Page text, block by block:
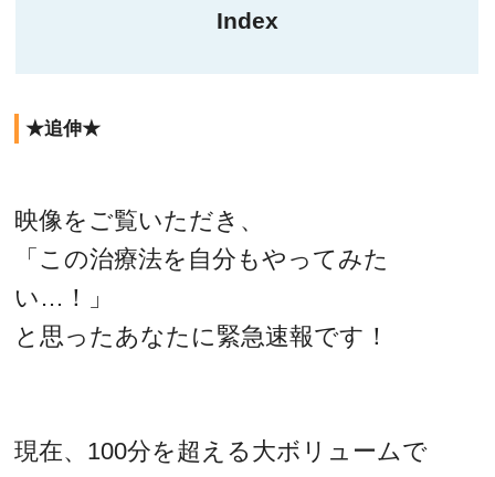
Index
★追伸★
映像をご覧いただき、
「この治療法を自分もやってみた
い…！」
と思ったあなたに緊急速報です！
現在、100分を超える大ボリュームで